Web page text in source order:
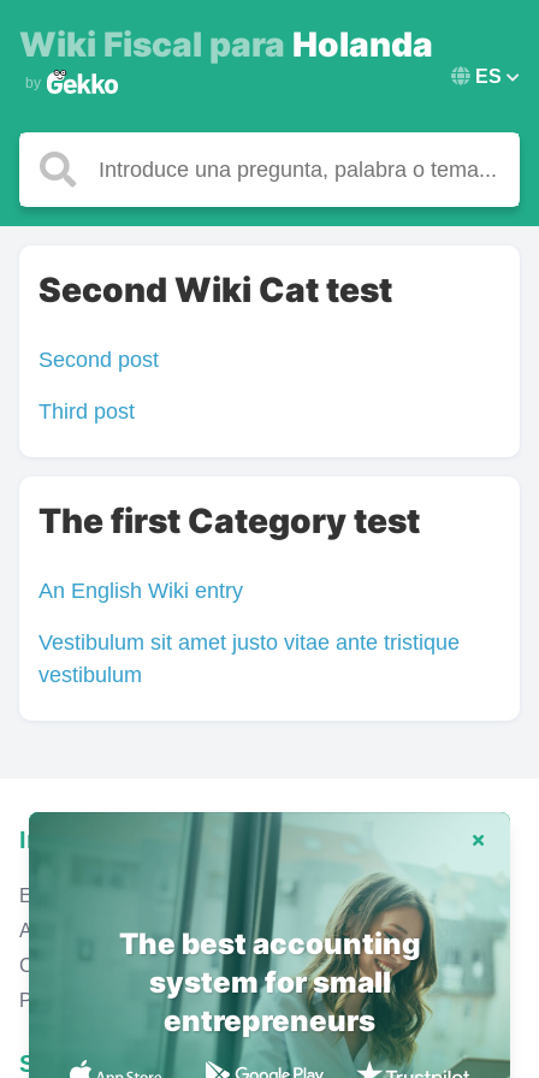
Dismiss
The best accounting
system for small
entrepreneurs
Wiki Fiscal para Holanda
by ES
Second Wiki Cat test
Second post
Third post
The first Category test
An English Wiki entry
Vestibulum sit amet justo vitae ante tristique
vestibulum
Info
Equipo
Aplicaciones móvil de Gekko
Contabilidad online gratis
Planes
Social